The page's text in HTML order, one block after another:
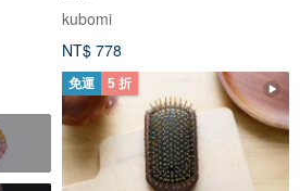
kubomi
NT$ 778
免運 5 折